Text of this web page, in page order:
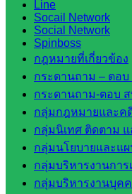
Line
Socail Network
Social Network
Spinboss
กฎหมายที่เกี่ยวข้อง
กระดานถาม – ตอบ
กระดานถาม-ตอบ
กลุ่มกฎหมายและค
กลุ่มนิเทศ ติดตาม
กลุ่มนโยบายและแ
กลุ่มบริหารงานกา
กลุ่มบริหารงานบุค
บริหาร
งานงาน
เงินและ
สินทรัพย์
กลุ่มน
โยบาย
และแผน
กลุ่มส่ง
เสริมการ
จัดการ
ศึกษา